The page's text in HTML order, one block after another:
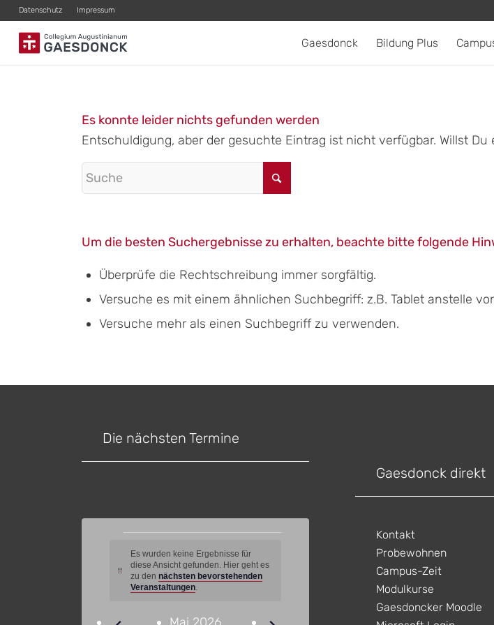
Datenschutz Impressum
Gaesdonck Bildung Plus
Es konnte leider nichts gefunden werden
Entschuldigung, aber der gesuchte Eintrag ist nicht verfügbar. Willst
Um die besten Suchergebnisse zu erhalten, beachte bitte folgende
Überprüfe die Rechtschreibung immer sorgfältig.
Versuche es mit einem ähnlichen Suchbegriff: z.B. Tablet anstelle
Versuche mehr als einen Suchbegriff zu verwenden.
Die nächsten Termine
Veranstaltungen
Hinweis
Es wurden keine Ergebnisse für
diese Ansicht gefunden. Hier geht es
zu dennächsten bevorstehenden
Veranstaltungen.
Gaesdonck direkt
Kontakt
Probewohnen
Campus-Zeit
Modulkurse
Gaesdoncker Moodle